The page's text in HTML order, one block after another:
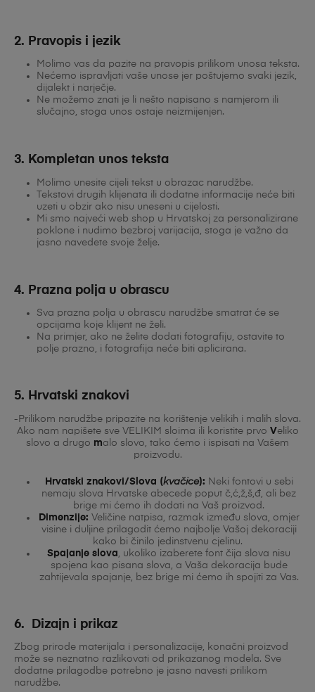
2. Pravopis i jezik
Molimo vas da pazite na pravopis prilikom unosa teksta.
Nećemo ispravljati vaše unose jer poštujemo svaki jezik,
dijalekt i narječje.
Ne možemo znati je li nešto napisano s namjerom ili
slučajno, stoga unos ostaje neizmijenjen.
3. Kompletan unos teksta
Molimo unesite cijeli tekst u obrazac narudžbe.
Tekstovi drugih klijenata ili dodatne informacije neće biti
uzeti u obzir ako nisu uneseni u cijelosti.
Mi smo najveći web shop u Hrvatskoj za personalizirane
poklone i nudimo bezbroj varijacija, stoga je važno da
jasno navedete svoje želje.
4. Prazna polja u obrascu
Sva prazna polja u obrascu narudžbe smatrat će se
opcijama koje klijent ne želi.
Na primjer, ako ne želite dodati fotografiju, ostavite to
polje prazno, i fotografija neće biti aplicirana.
5. Hrvatski znakovi
-Prilikom narudžbe pripazite na korištenje velikih i malih slova.
Ako nam napišete sve VELIKIM sloima ili koristite prvo Veliko
slovo a drugo malo slovo, tako ćemo i ispisati na Vašem
proizvodu.
Hrvatski znakovi/Slova (kvačice): Neki fontovi u sebi
nemaju slova Hrvatske abecede poput č,ć,ž,š,đ, ali bez
brige mi ćemo ih dodati na Vaš proizvod.
Dimenzije: Veličine natpisa, razmak između slova, omjer
visine i duljine prilagodit ćemo najbolje Vašoj dekoraciji
kako bi činilo jedinstvenu cjelinu.
Spajanje slova , ukoliko izaberete font čija slova nisu
spojena kao pisana slova, a Vaša dekoracija bude
zahtijevala spajanje, bez brige mi ćemo ih spojiti za Vas.
6. Dizajn i prikaz
Zbog prirode materijala i personalizacije, konačni proizvod
može se neznatno razlikovati od prikazanog modela. Sve
dodatne prilagodbe potrebno je jasno navesti prilikom
narudžbe.